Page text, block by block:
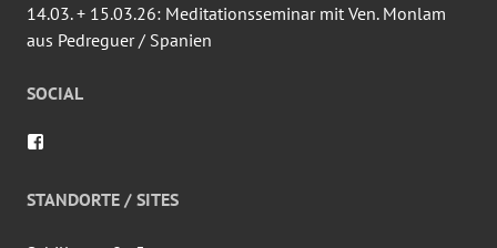
14.03. + 15.03.26: Meditationsseminar mit Ven. Monlam
aus Pedreguer / Spanien
SOCIAL
auf
Facebook
STANDORTE / SITES